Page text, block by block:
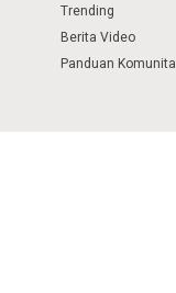
Trending
Berita Video
Panduan